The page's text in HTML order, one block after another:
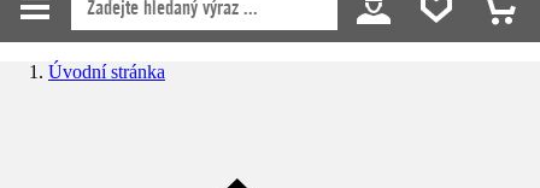
Úvodní stránka